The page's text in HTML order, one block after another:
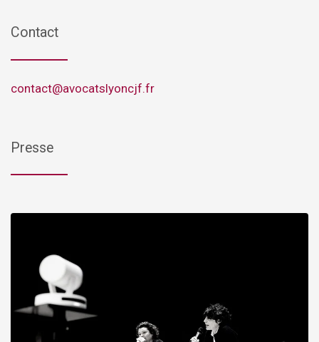
Contact
contact@avocatslyoncjf.fr
Presse